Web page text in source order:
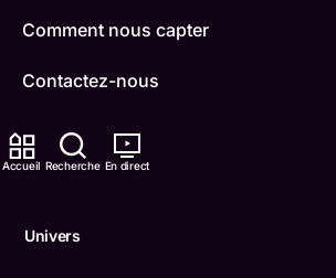
Accueil Recherche En direct
Univers
Comment nous capter
Contactez-nous
ONFR
Boukili